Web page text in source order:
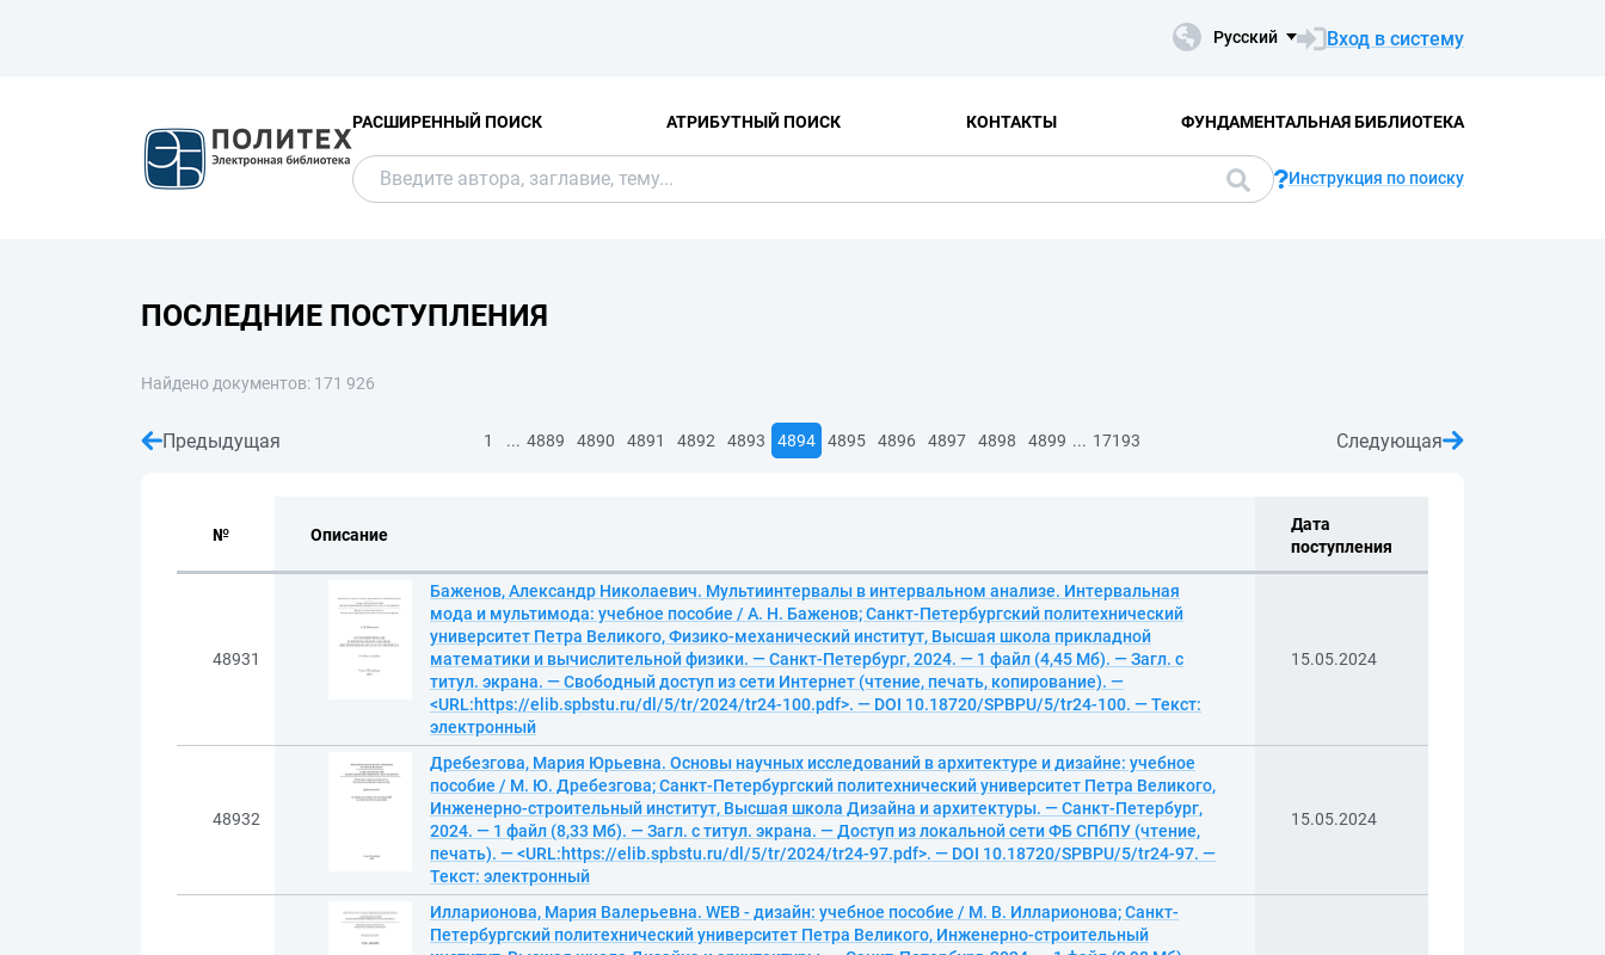
Русский Вход в систему
РАСШИРЕННЫЙ ПОИСК АТРИБУТНЫЙ ПОИСК КОНТАКТЫ ФУНДАМЕНТАЛЬНАЯ БИБЛИОТЕКА
Инструкция по поиску
ПОСЛЕДНИЕ ПОСТУПЛЕНИЯ
Найдено документов: 171 926
Предыдущая 1 ... 4889 4890 4891 4892 4893 4894 4895 4896 4897 4898 4899 ... 17193 Следующая
№ Описание
Дата
поступления
48931
Баженов, Александр Николаевич. Мультиинтервалы в интервальном анализе. Интервальная
мода и мультимода: учебное пособие / А. Н. Баженов; Санкт-Петербургский политехнический
университет Петра Великого, Физико-механический институт, Высшая школа прикладной
математики и вычислительной физики. — Санкт-Петербург, 2024. — 1 файл (4,45 Мб). — Загл. с
титул. экрана. — Свободный доступ из сети Интернет (чтение, печать, копирование). —
<URL:https://elib.spbstu.ru/dl/5/tr/2024/tr24-100.pdf>. — DOI 10.18720/SPBPU/5/tr24-100. — Текст:
электронный
15.05.2024
48932
Дребезгова, Мария Юрьевна. Основы научных исследований в архитектуре и дизайне: учебное
пособие / М. Ю. Дребезгова; Санкт-Петербургский политехнический университет Петра Великого,
Инженерно-строительный институт, Высшая школа Дизайна и архитектуры. — Санкт-Петербург,
2024. — 1 файл (8,33 Мб). — Загл. с титул. экрана. — Доступ из локальной сети ФБ СПбПУ (чтение,
печать). — <URL:https://elib.spbstu.ru/dl/5/tr/2024/tr24-97.pdf>. — DOI 10.18720/SPBPU/5/tr24-97. —
Текст: электронный
15.05.2024
Илларионова, Мария Валерьевна. WEB - дизайн: учебное пособие / М. В. Илларионова; Санкт-
Петербургский политехнический университет Петра Великого, Инженерно-строительный